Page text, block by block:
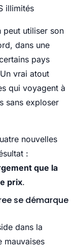
illimités
peut utiliser son
dans une
pays
vrai atout
qui voyagent à
sans exploser
nouvelles
:
que la
prix.
se démarque
dans la
mauvaises